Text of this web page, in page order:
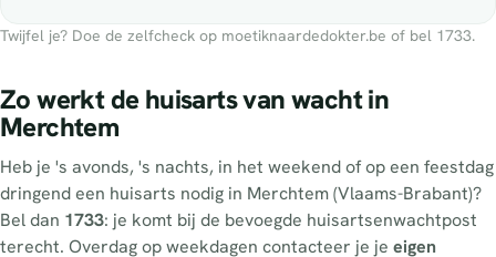
Twijfel je? Doe de zelfcheck op moetiknaardedokter.be of bel 1733.
Zo werkt de huisarts van wacht in
Merchtem
Heb je 's avonds, 's nachts, in het weekend of op een feestdag
dringend een huisarts nodig in Merchtem (Vlaams-Brabant)?
Bel dan 1733: je komt bij de bevoegde huisartsenwachtpost
terecht. Overdag op weekdagen contacteer je je eigen